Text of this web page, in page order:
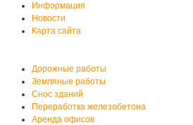
Информация
Новости
Карта сайта
Дорожные работы
Земляные работы
Снос зданий
Переработка железобетона
Аренда офисов